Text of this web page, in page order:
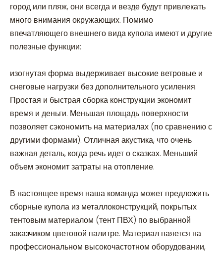
город или пляж, они всегда и везде будут привлекать
много внимания окружающих. Помимо
впечатляющего внешнего вида купола имеют и другие
полезные функции:
изогнутая форма выдерживает высокие ветровые и
снеговые нагрузки без дополнительного усиления.
Простая и быстрая сборка конструкции экономит
время и деньги. Меньшая площадь поверхности
позволяет сэкономить на материалах (по сравнению с
другими формами). Отличная акустика, что очень
важная деталь, когда речь идет о сказках. Меньший
объем экономит затраты на отопление.
В настоящее время наша команда может предложить
сборные купола из металлоконструкций, покрытых
тентовым материалом (тент ПВХ) по выбранной
заказчиком цветовой палитре. Материал паяется на
профессиональном высокочастотном оборудовании,